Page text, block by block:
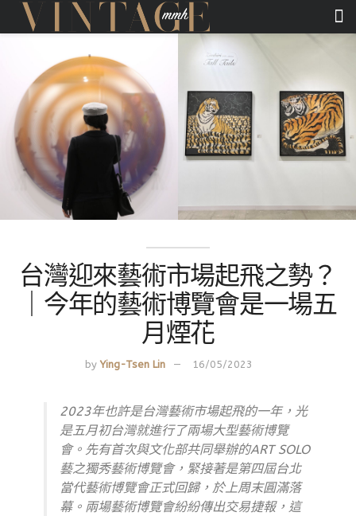
台灣迎來藝術市場起飛之勢？
｜今年的藝術博覽會是一場五
月煙花
by Ying-Tsen Lin 16/05/2023
2023年也許是台灣藝術市場起飛的一年，光
是五月初台灣就進行了兩場大型藝術博覽
會。先有首次與文化部共同舉辦的ART SOLO
藝之獨秀藝術博覽會，緊接著是第四屆台北
當代藝術博覽會正式回歸，於上周末圓滿落
幕。兩場藝術博覽會紛紛傳出交易捷報，這